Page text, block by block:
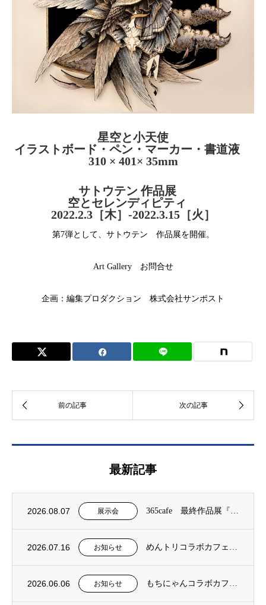
星空と小天使
イラストボード・ペン・マーカー・書道液
310 × 401× 35mm
サトウテン 作品展
空とセレンディピティ
2022.2.3［木］-2022.3.15［火］
第7弾として、 サトウテン 作品展を開催。
Art Gallery お問合せ
企画：編集プロダクション 株式会社サンポスト
最新記事
2026.08.07 展示会
2026.07.16 お知らせ
2026.06.06 お知らせ